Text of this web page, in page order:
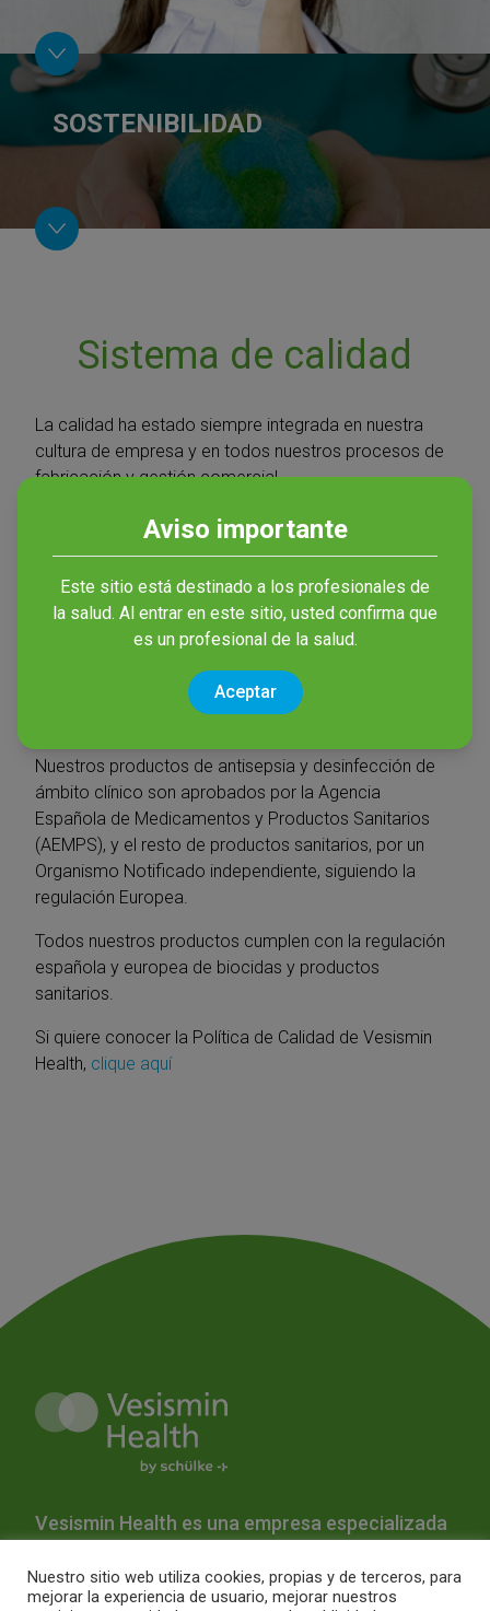
SOSTENIBILIDAD
Sistema de calidad
La calidad ha estado siempre integrada en nuestra
cultura de empresa y en todos nuestros procesos de
fabricación y gestión comercial.
Nuestra planta de producción cumple con todas las
normas de calidad aplicables:
Nuestro sistema de calidad se audita regularmente y
está certificado por las normasISO 9001,ISO 13485
lo que garantiza la calidad de los lotes
fabricados y su trazabilidad desde la materia prima
hasta el usuario final con responsabilidad hacia el
Nuestros productos de antisepsia y desinfección de
ámbito clínico son aprobados por la Agencia
Española de Medicamentos y Productos Sanitarios
(AEMPS), y el resto de productos sanitarios, por un
Organismo Notificado independiente, siguiendo la
regulación Europea.
Todos nuestros productos cumplen con la regulación
española y europea de biocidas y productos
sanitarios.
Si quiere conocer la Política de Calidad de Vesismin
Health, clique aquí
Vesismin Health es una empresa especializada
desinfección hospitalaria.
Aviso importante
Este sitio está destinado a los profesionales de
la salud. Al entrar en este sitio, usted confirma que
es un profesional de la salud.
Aceptar
Nuestro sitio web utiliza cookies, propias y de terceros, para
mejorar la experiencia de usuario, mejorar nuestros